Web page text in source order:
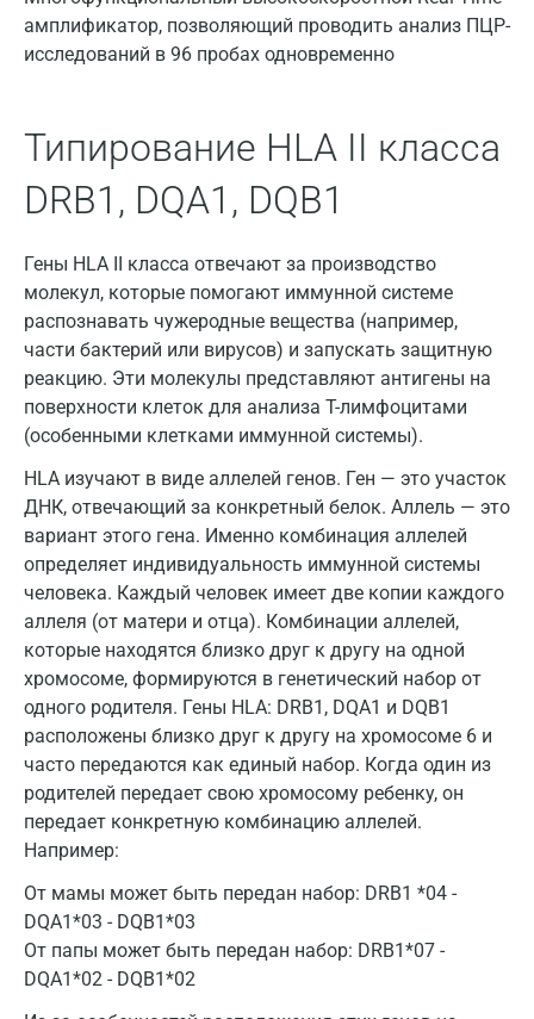
амплификатор, позволяющий проводить анализ ПЦР-
исследований в 96 пробах одновременно
Типирование HLA II класса
DRB1, DQA1, DQB1
Гены HLA II класса отвечают за производство
молекул, которые помогают иммунной системе
распознавать чужеродные вещества (например,
части бактерий или вирусов) и запускать защитную
реакцию. Эти молекулы представляют антигены на
поверхности клеток для анализа Т-лимфоцитами
(особенными клетками иммунной системы).
HLA изучают в виде аллелей генов. Ген — это участок
ДНК, отвечающий за конкретный белок. Аллель — это
вариант этого гена. Именно комбинация аллелей
определяет индивидуальность иммунной системы
человека. Каждый человек имеет две копии каждого
аллеля (от матери и отца). Комбинации аллелей,
которые находятся близко друг к другу на одной
хромосоме, формируются в генетический набор от
одного родителя. Гены HLA: DRB1, DQA1 и DQB1
расположены близко друг к другу на хромосоме 6 и
часто передаются как единый набор. Когда один из
родителей передает свою хромосому ребенку, он
передает конкретную комбинацию аллелей.
Например:
От мамы может быть передан набор: DRB1 *04 -
DQA1*03 - DQB1*03
От папы может быть передан набор: DRB1*07 -
DQA1*02 - DQB1*02
Санкт-Петербург
Нижний Новгород
Казань
Альметьевск
Апрелевка
Армавир
Балашиха
Барнаул
Брянск
Великий Новгород
Видное
Владимир
Волгоград
Волжский
Воронеж
Всеволожск
Гатчина